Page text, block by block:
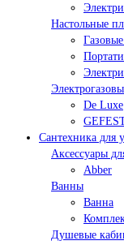
Настольные
De Luxe
Сантехника для
Аксессуары
Abber
Ванны
Ванна
Душевые